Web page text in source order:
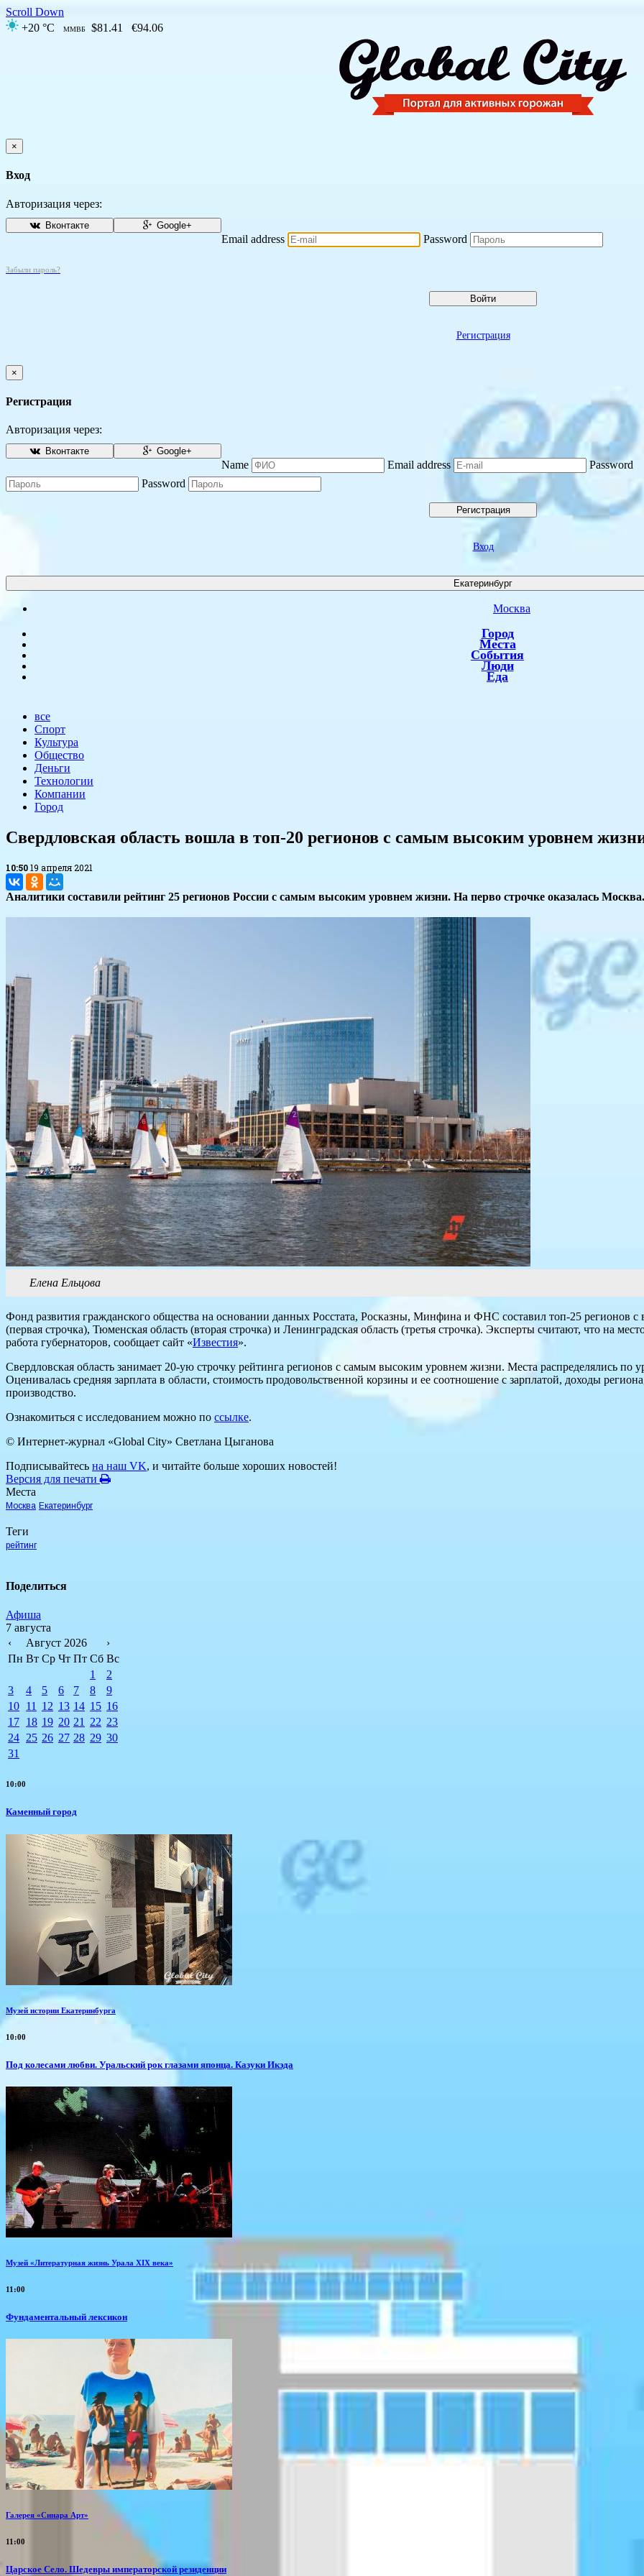
Scroll Down
+20 °C
ММВБ $81.41 €94.06
×
Вход
Авторизация через:
Вконтакте Google+
Email address Password
Забыли пароль?
Войти
Регистрация
×
Регистрация
Авторизация через:
Вконтакте Google+
Name Email address
Password
Password
Регистрация
Вход
Екатеринбург
Москва
Город
Места
События
Люди
Еда
все
Спорт
Культура
Общество
Деньги
Технологии
Компании
Город
​Свердловская область вошла в топ-20 регионов с самым высоким уровнем
10:5019 апреля 2021
Аналитики составили рейтинг 25 регионов России с самым высоким уровнем жизни. На перво строчке оказалась Москва.
Елена Ельцова
Фонд развития гражданского общества на основании данных Росстата, Росказны, Минфина и ФНС составил топ-25 регионов
(первая строчка), Тюменская область (вторая строчка) и Ленинградская область (третья строчка). Эксперты считают, что на
работа губернаторов, сообщает сайт «Известия».
Свердловская область занимает 20-ую строчку рейтинга регионов с самым высоким уровнем жизни. Места распределялись
Оценивалась средняя зарплата в области, стоимость продовольственной корзины и ее соотношение с зарплатой, доходы
производство.
Ознакомиться с исследованием можно по ссылке.
© Интернет-журнал «Global City» Светлана Цыганова
Подписывайтесь на наш VK, и читайте больше хороших новостей!
Версия для печати
Места
Москва Екатеринбург
Теги
рейтинг
Поделиться
Афиша
7 августа
‹
Август 2026
›
Пн Вт Ср Чт Пт Сб Вс
1
2
3
4 5 6 7 8
9
10 11 12 13 14 15 16
17 18 19 20 21 22 23
24 25 26 27 28 29 30
31
10:00
Каменный город
Музей истории Екатеринбурга
10:00
Под колесами любви. Уральский рок глазами японца. Казуки Икэда
Музей «Литературная жизнь Урала XIX века»
11:00
Фундаментальный лексикон
Галерея «Синара Арт»
11:00
Царское Село. Шедевры императорской резиденции